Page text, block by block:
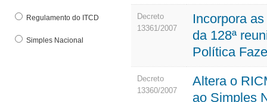
Regulamento do ITCD
Simples Nacional
Decreto
13361/2007
Incorpora
da 128ª
Política
Decreto
13360/2007
Altera o
ao Simples